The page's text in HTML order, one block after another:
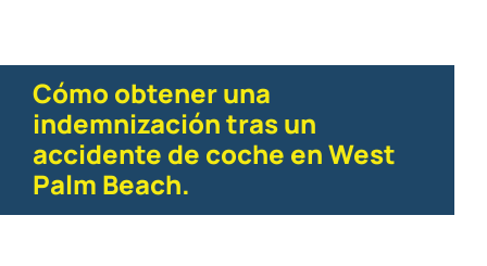
Cómo obtener una
indemnización tras un
accidente de coche en West
Palm Beach.